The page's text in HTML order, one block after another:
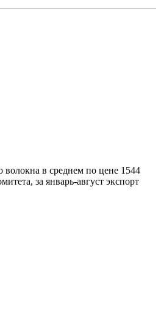
волокна в среднем по цене 1544
за январь-август экспорт